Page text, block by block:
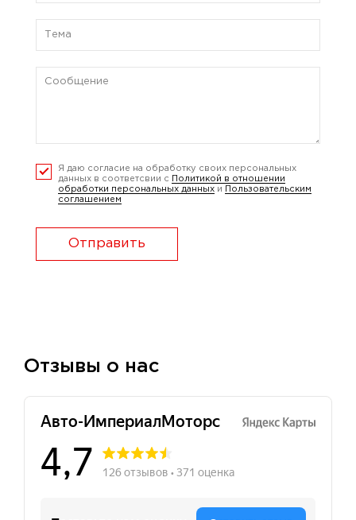
Я даю согласие на обработку своих персональных
данных в соответсвии с
Политикой в отношении
обработки персональных данных и
Пользовательским
соглашением
Отправить
Отзывы о нас